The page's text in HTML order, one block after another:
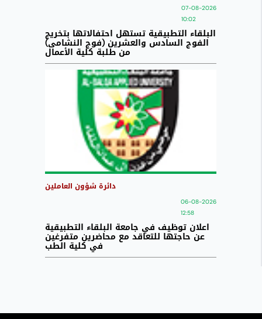
07-08-2026
10:02
البلقاء التطبيقية تستهل احتفالاتها بتخريج
الفوج السادس والعشرين (فوج النشامى)
من طلبة كلية الأعمال
دائرة شؤون العاملين
06-08-2026
12:58
اعلان توظيف في جامعة البلقاء التطبيقية
عن حاجتها للتعاقد مع محاضرين متفرغين
في كلية الطب